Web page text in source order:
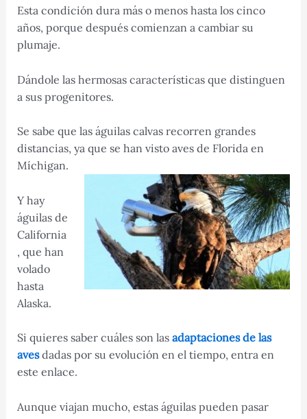
Esta condición dura más o menos hasta los cinco
años, porque después comienzan a cambiar su
plumaje.
Dándole las hermosas características que distinguen
a sus progenitores.
Se sabe que las águilas calvas recorren grandes
distancias, ya que se han visto aves de Florida en
Míchigan.
Y hay
águilas de
California
, que han
volado
hasta
Alaska.
Si quieres saber cuáles son las adaptaciones de las
avesdadas por su evolución en el tiempo, entra en
este enlace.
Aunque viajan mucho, estas águilas pueden pasar